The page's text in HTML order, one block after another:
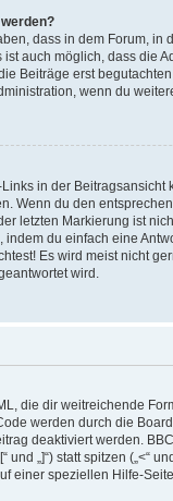
dass in dem Forum, in
auch möglich, dass die
Beiträge erst
wenn du
in der
Wenn du den
letzten Markierung ist
du einfach eine
Es wird meist nicht
wird.
die dir weitreichende
werden durch die
deaktiviert werden.
„]“) statt spitzen („<“
einer speziellen Hilfe-